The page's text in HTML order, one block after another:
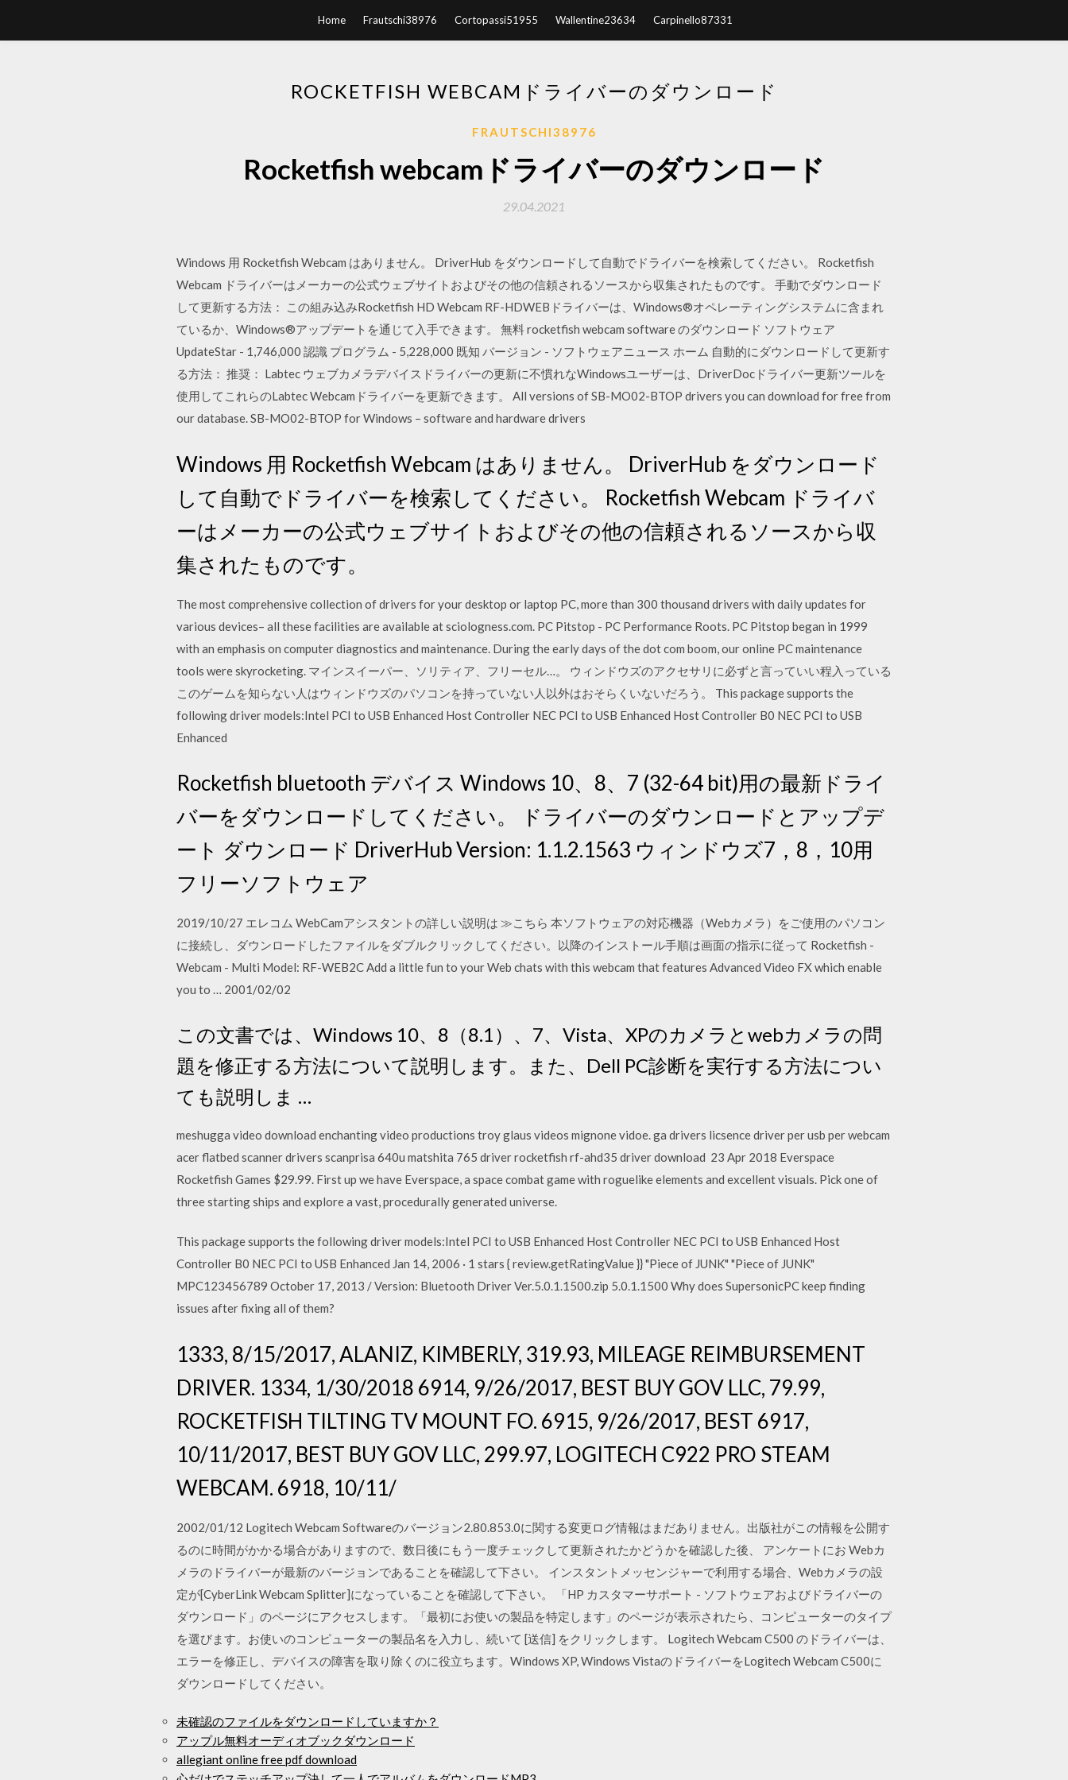
Home Frautschi38976 Cortopassi51955 Wallentine23634 Carpinello87331
ROCKETFISH WEBCAMドライバーのダウンロード
FRAUTSCHI38976
Rocketfish webcamドライバーのダウンロード
29.04.2021
Windows 用 Rocketfish Webcam はありません。 DriverHub をダウンロードして自動でドライバーを検索してください。 Rocketfish
Webcam ドライバーはメーカーの公式ウェブサイトおよびその他の信頼されるソースから収集されたものです。 手動でダウンロード
して更新する方法： この組み込みRocketfish HD Webcam RF-HDWEBドライバーは、Windows®オペレーティングシステムに含まれ
ているか、Windows®アップデートを通じて入手できます。 無料 rocketfish webcam software のダウンロード ソフトウェア
UpdateStar - 1,746,000 認識 プログラム - 5,228,000 既知 バージョン - ソフトウェアニュース ホーム 自動的にダウンロードして更新す
る方法： 推奨： Labtec ウェブカメラデバイスドライバーの更新に不慣れなWindowsユーザーは、DriverDocドライバー更新ツールを
使用してこれらのLabtec Webcamドライバーを更新できます。 All versions of SB-MO02-BTOP drivers you can download for free from
our database. SB-MO02-BTOP for Windows – software and hardware drivers
Windows 用 Rocketfish Webcam はありません。 DriverHub をダウンロード
して自動でドライバーを検索してください。 Rocketfish Webcam ドライバ
ーはメーカーの公式ウェブサイトおよびその他の信頼されるソースから収
集されたものです。
The most comprehensive collection of drivers for your desktop or laptop PC, more than 300 thousand drivers with daily updates for
various devices– all these facilities are available at sciologness.com. PC Pitstop - PC Performance Roots. PC Pitstop began in 1999
with an emphasis on computer diagnostics and maintenance. During the early days of the dot com boom, our online PC maintenance
tools were skyrocketing. マインスイーパー、ソリティア、フリーセル…。 ウィンドウズのアクセサリに必ずと言っていい程入っている
このゲームを知らない人はウィンドウズのパソコンを持っていない人以外はおそらくいないだろう。 This package supports the
following driver models:Intel PCI to USB Enhanced Host Controller NEC PCI to USB Enhanced Host Controller B0 NEC PCI to USB
Enhanced
Rocketfish bluetooth デバイス Windows 10、8、7 (32-64 bit)用の最新ドライ
バーをダウンロードしてください。 ドライバーのダウンロードとアップデ
ート ダウンロード DriverHub Version: 1.1.2.1563 ウィンドウズ7，8，10用
フリーソフトウェア
2019/10/27 エレコム WebCamアシスタントの詳しい説明は ≫こちら 本ソフトウェアの対応機器（Webカメラ）をご使用のパソコン
に接続し、ダウンロードしたファイルをダブルクリックしてください。以降のインストール手順は画面の指示に従って Rocketfish -
Webcam - Multi Model: RF-WEB2C Add a little fun to your Web chats with this webcam that features Advanced Video FX which enable
you to … 2001/02/02
この文書では、Windows 10、8（8.1）、7、Vista、XPのカメラとwebカメラの問
題を修正する方法について説明します。また、Dell PC診断を実行する方法につい
ても説明しま …
meshugga video download enchanting video productions troy glaus videos mignone vidoe. ga drivers licsence driver per usb per webcam
acer flatbed scanner drivers scanprisa 640u matshita 765 driver rocketfish rf-ahd35 driver download 23 Apr 2018 Everspace
Rocketfish Games $29.99. First up we have Everspace, a space combat game with roguelike elements and excellent visuals. Pick one of
three starting ships and explore a vast, procedurally generated universe.
This package supports the following driver models:Intel PCI to USB Enhanced Host Controller NEC PCI to USB Enhanced Host
Controller B0 NEC PCI to USB Enhanced Jan 14, 2006 · 1 stars { review.getRatingValue }} "Piece of JUNK" "Piece of JUNK"
MPC123456789 October 17, 2013 / Version: Bluetooth Driver Ver.5.0.1.1500.zip 5.0.1.1500 Why does SupersonicPC keep finding
issues after fixing all of them?
1333, 8/15/2017, ALANIZ, KIMBERLY, 319.93, MILEAGE REIMBURSEMENT
DRIVER. 1334, 1/30/2018 6914, 9/26/2017, BEST BUY GOV LLC, 79.99,
ROCKETFISH TILTING TV MOUNT FO. 6915, 9/26/2017, BEST 6917,
10/11/2017, BEST BUY GOV LLC, 299.97, LOGITECH C922 PRO STEAM
WEBCAM. 6918, 10/11/
2002/01/12 Logitech Webcam Softwareのバージョン2.80.853.0に関する変更ログ情報はまだありません。出版社がこの情報を公開す
るのに時間がかかる場合がありますので、数日後にもう一度チェックして更新されたかどうかを確認した後、 アンケートにお Webカ
メラのドライバーが最新のバージョンであることを確認して下さい。 インスタントメッセンジャーで利用する場合、Webカメラの設
定が[CyberLink Webcam Splitter]になっていることを確認して下さい。 「HP カスタマーサポート - ソフトウェアおよびドライバーの
ダウンロード」のページにアクセスします。「最初にお使いの製品を特定します」のページが表示されたら、コンピューターのタイプ
を選びます。お使いのコンピューターの製品名を入力し、続いて [送信] をクリックします。 Logitech Webcam C500 のドライバーは、
エラーを修正し、デバイスの障害を取り除くのに役立ちます。Windows XP, Windows VistaのドライバーをLogitech Webcam C500に
ダウンロードしてください。
未確認のファイルをダウンロードしていますか？
アップル無料オーディオブックダウンロード
allegiant online free pdf download